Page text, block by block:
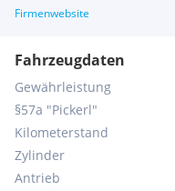
Firmenwebsite
Fahrzeugdaten
Gewährleistung
§57a "Pickerl"
Kilometerstand
Zylinder
Antrieb